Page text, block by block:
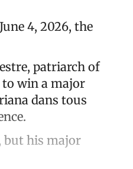
4, 2026, the
patriarch of
win a major
dans tous
but his major